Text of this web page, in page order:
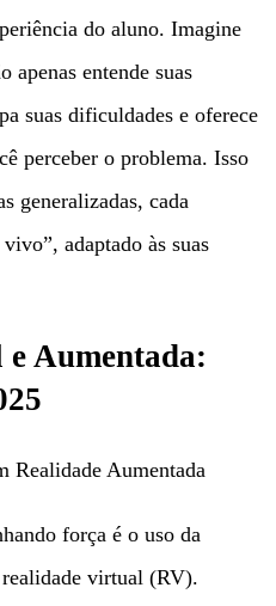
do aluno. Imagine
apenas entende suas
suas dificuldades e oferece
perceber o problema. Isso
generalizadas, cada
adaptado às suas
Aumentada:
Realidade Aumentada
força é o uso da
virtual (RV).